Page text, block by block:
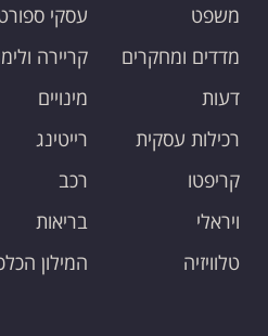
משפט
מדדים ומחקרים
דעות
רכילות עסקית
קריפטו
ויראלי
טלוויזיה
עסקי
קריירה
מינויים
רייטינג
רכב
בריאות
המילון